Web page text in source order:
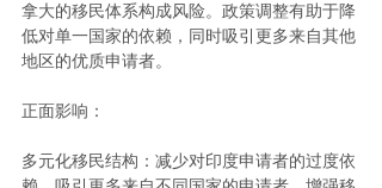
拿大的移民体系构成风险。政策调整有助于降
低对单一国家的依赖，同时吸引更多来自其他
地区的优质申请者。
正面影响：
多元化移民结构：减少对印度申请者的过度依